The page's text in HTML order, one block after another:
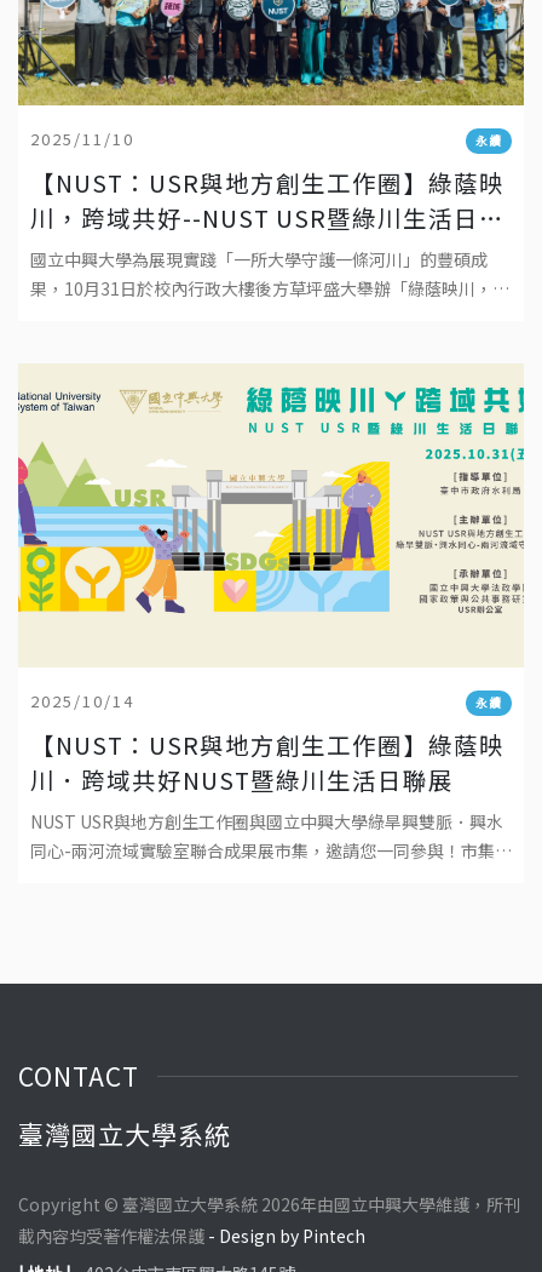
2025/11/10 永續
【NUST：USR與地方創生工作圈】綠蔭映
川，跨域共好--NUST USR暨綠川生活日聯
展 熱鬧登場
國立中興大學為展現實踐「一所大學守護一條河川」的豐碩成
果，10月31日於校內行政大樓後方草坪盛大舉辦「綠蔭映川，跨
2025/10/14 永續
【NUST：USR與地方創生工作圈】綠蔭映
川．跨域共好NUST暨綠川生活日聯展
NUST USR與地方創生工作圈與國立中興大學綠旱興雙脈．興水
同心-兩河流域實驗室聯合成果展市集，邀請您一同參與！市集以
CONTACT
臺灣國立大學系統
Copyright © 臺灣國立大學系統 2026年由國立中興大學維護，所刊
載內容均受著作權法保護 - Design by Pintech